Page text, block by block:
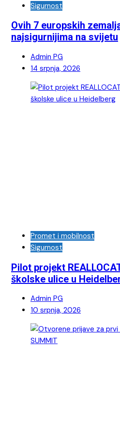
Sigurnost
Ovih 7 europskih
najsigurnijima na svijetu
Admin PG
14 srpnja, 2026
Promet i mobilnost
Sigurnost
Pilot projekt
školske ulice u
Admin PG
10 srpnja, 2026